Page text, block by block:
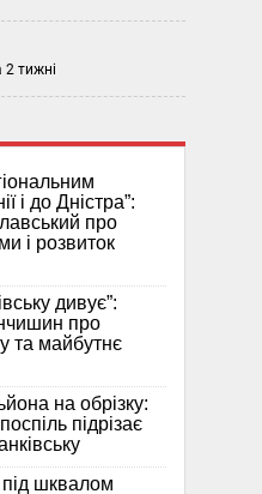
2 тижні
і до Дністра”:
про
і розвиток
дивує”:
про
та майбутнє
на обрізку:
підрізає
під шквалом